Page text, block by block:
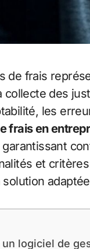
collecte des
les
frais en
et
logiciel de